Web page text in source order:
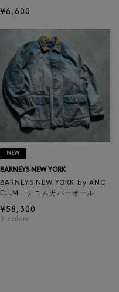
¥6,600
NEW
BARNEYS NEW YORK
BARNEYS NEW YORK by ANC
ELLM デニムカバーオール
¥58,300
2 colors